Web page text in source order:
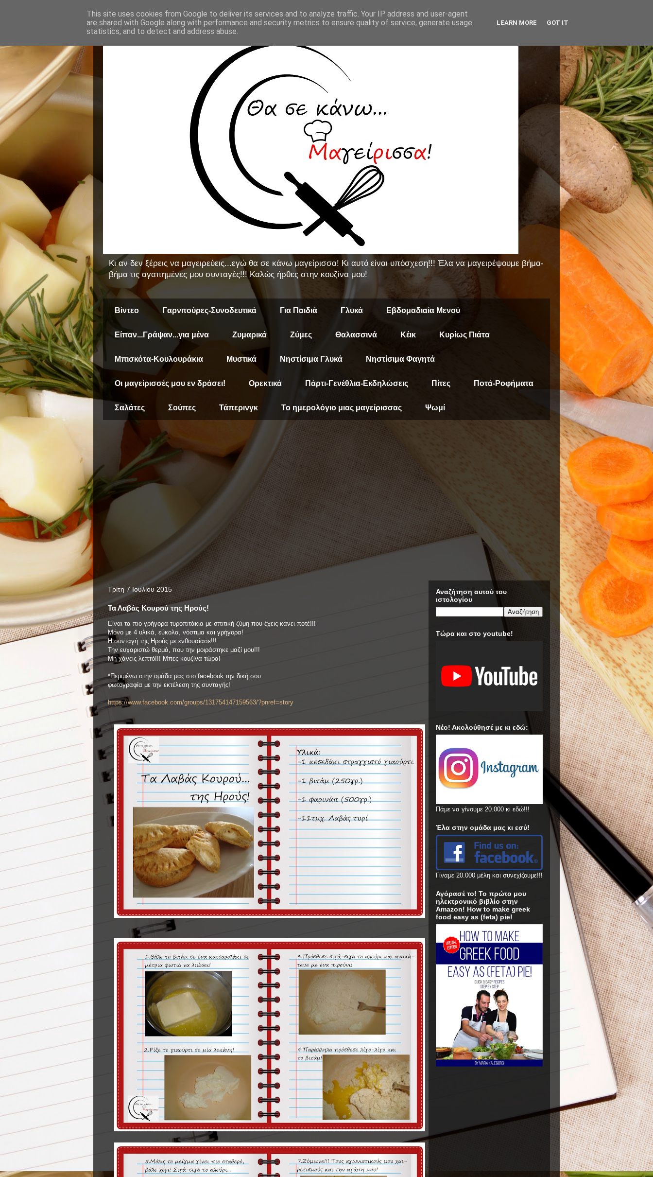
Κι αν δεν ξέρεις να μαγειρεύεις...εγώ θα σε κάνω μαγείρισσα! Κι αυτό είναι υπόσχεση!!! Έλα να μαγειρέψουμε βήμα-
βήμα τις αγαπημένες μου συνταγές!!! Καλώς ήρθες στην κουζίνα μου!
Βίντεο Γαρνιτούρες-Συνοδευτικά Για Παιδιά Γλυκά Εβδομαδιαία Μενού
Είπαν...Γράψαν...για μένα Ζυμαρικά Ζύμες Θαλασσινά Κέικ Κυρίως Πιάτα
Μπισκότα-Κουλουράκια Μυστικά Νηστίσιμα Γλυκά Νηστίσιμα Φαγητά
Οι μαγείρισσές μου εν δράσει! Ορεκτικά Πάρτι-Γενέθλια-Εκδηλώσεις Πίτες Ποτά-Ροφήματα
Σαλάτες Σούπες Τάπερινγκ Το ημερολόγιο μιας μαγείρισσας Ψωμί
Τρίτη 7 Ιουλίου 2015
Τα Λαβάς Κουρού της Ηρούς!
Είναι τα πιο γρήγορα τυροπιτάκια με σπιτική ζύμη που έχεις κάνει ποτέ!!!
Μόνο με 4 υλικά, εύκολα, νόστιμα και γρήγορα!
Η συνταγή της Ηρούς με ενθουσίασε!!!
Την ευχαριστώ θερμά, που την μοιράστηκε μαζί μου!!!
Μη χάνεις λεπτό!!! Μπες κουζίνα τώρα!
*Περιμένω στην ομάδα μας στο facebook την δική σου
φωτογραφία με την εκτέλεση της συνταγής!
https://www.facebook.com/groups/131754147159563/?pnref=story
Αναζήτηση αυτού του
ιστολογίου
Τώρα και στο youtube!
Νέο! Ακολούθησέ με κι εδώ:
Πάμε να γίνουμε 20.000 κι εδώ!!!
Έλα στην ομάδα μας κι εσύ!
Γίναμε 20.000 μέλη και συνεχίζουμε!!!
Αγόρασέ το! Το πρώτο μου
ηλεκτρονικό βιβλίο στην
Amazon! How to make greek
food easy as (feta) pie!
This site uses cookies from Google to deliver its services and to analyze traffic. Your IP address and user-agent
are shared with Google along with performance and security metrics to ensure quality of service, generate usage
statistics, and to detect and address abuse.
LEARN MORE GOT IT